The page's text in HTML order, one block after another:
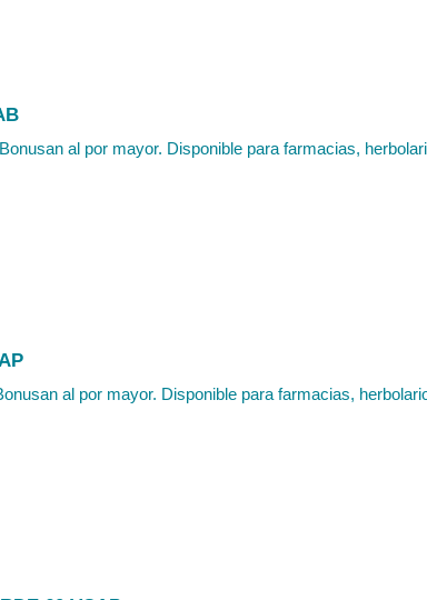
al por mayor. Disponible para farmacias,
al por mayor. Disponible para farmacias,